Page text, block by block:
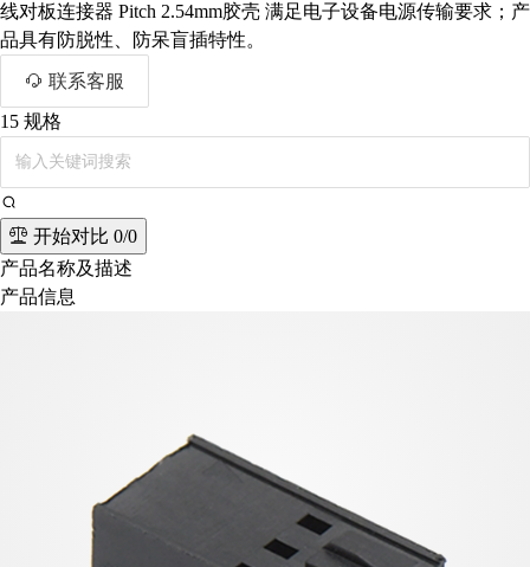
线对板连接器 Pitch 2.54mm胶壳 满足电子设备电源传输要求；产
品具有防脱性、防呆盲插特性。
联系客服
15 规格
开始对比 0/0
产品名称及描述
产品信息